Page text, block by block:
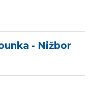
- Nižbor